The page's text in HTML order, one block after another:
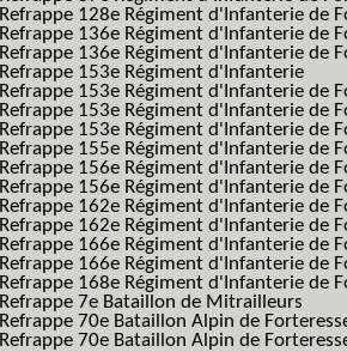
Refrappe 128e Régiment d'Infanterie de
Refrappe 136e Régiment d'Infanterie de
Refrappe 136e Régiment d'Infanterie de
Refrappe 153e Régiment d'Infanterie
Refrappe 153e Régiment d'Infanterie de
Refrappe 153e Régiment d'Infanterie de
Refrappe 153e Régiment d'Infanterie de
Refrappe 155e Régiment d'Infanterie de
Refrappe 156e Régiment d'Infanterie de
Refrappe 156e Régiment d'Infanterie de
Refrappe 162e Régiment d'Infanterie de
Refrappe 162e Régiment d'Infanterie de
Refrappe 166e Régiment d'Infanterie de
Refrappe 166e Régiment d'Infanterie de
Refrappe 168e Régiment d'Infanterie de
Refrappe 7e Bataillon de Mitrailleurs
Refrappe 70e Bataillon Alpin de
Refrappe 70e Bataillon Alpin de